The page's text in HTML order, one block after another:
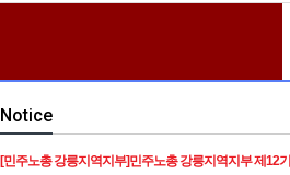
Notice
[민주노총 강릉지역지부]민주노총 강릉지역지부 제12